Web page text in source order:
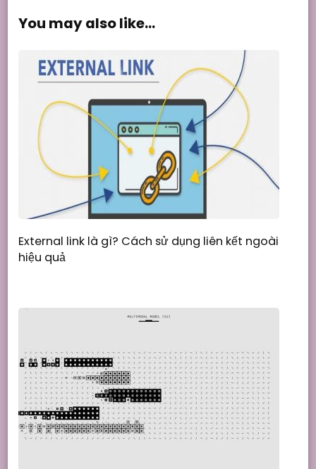
You may also like...
External link là gì? Cách sử dụng liên kết ngoài
hiệu quả